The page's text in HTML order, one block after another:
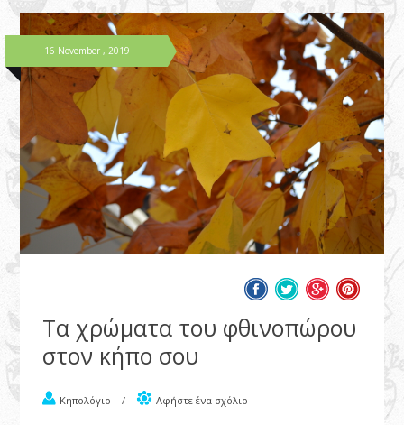
16 November , 2019
Τα χρώματα του φθινοπώρου
στον κήπο σου
Κηπολόγιο / Αφήστε ένα σχόλιο